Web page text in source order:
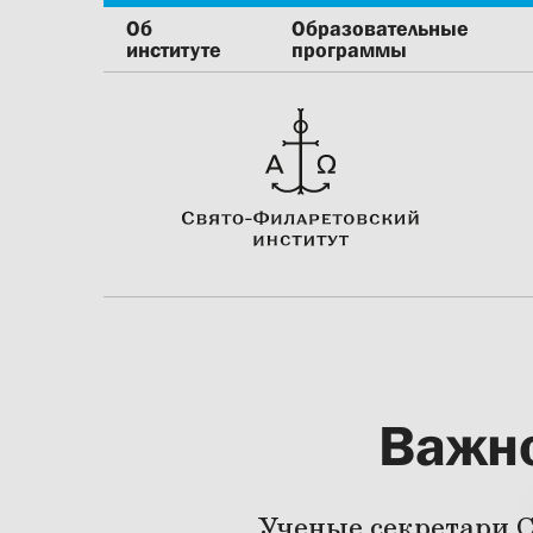
Об
институте
Образовательные
программы